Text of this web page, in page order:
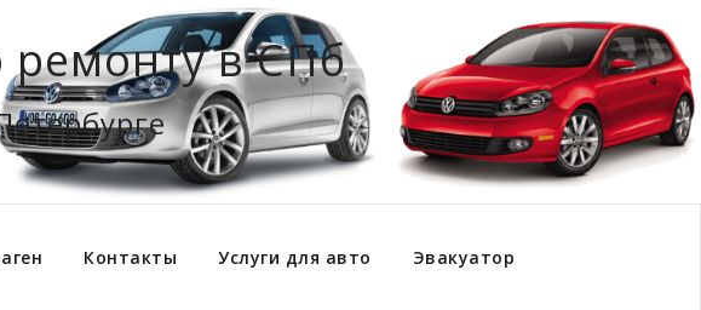
ремонту в СПб
Контакты Услуги для авто Эвакуатор